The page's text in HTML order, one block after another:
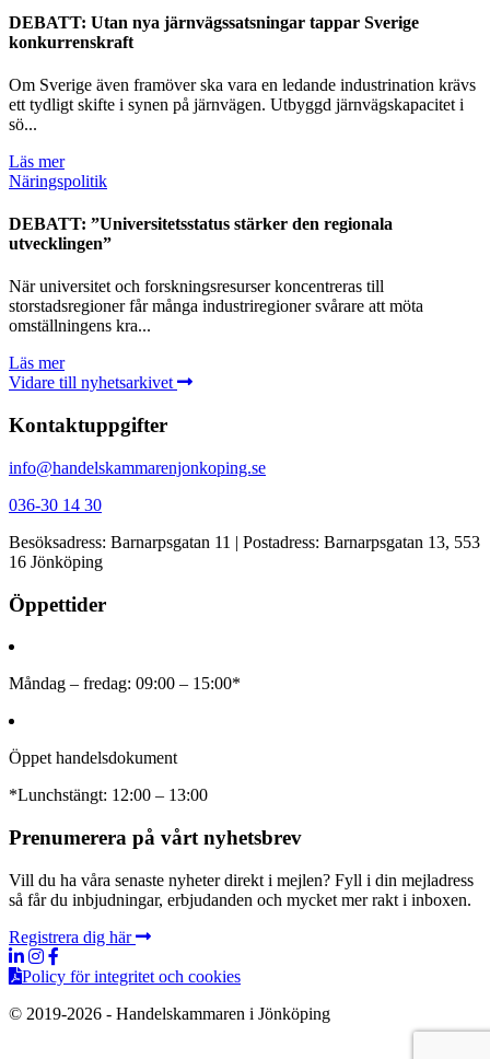
DEBATT: Utan nya järnvägssatsningar tappar Sverige
konkurrenskraft
Om Sverige även framöver ska vara en ledande industrination krävs
ett tydligt skifte i synen på järnvägen. Utbyggd järnvägskapacitet i
sö...
Läs mer
Näringspolitik
DEBATT: ”Universitetsstatus stärker den regionala
utvecklingen”
När universitet och forskningsresurser koncentreras till
storstadsregioner får många industriregioner svårare att möta
omställningens kra...
Läs mer
Vidare till nyhetsarkivet
Kontaktuppgifter
info@handelskammarenjonkoping.se
036-30 14 30
Besöksadress: Barnarpsgatan 11 | Postadress: Barnarpsgatan 13, 553
16 Jönköping
Öppettider
Måndag – fredag: 09:00 – 15:00*
Öppet handelsdokument
*Lunchstängt: 12:00 – 13:00
Prenumerera på vårt nyhetsbrev
Vill du ha våra senaste nyheter direkt i mejlen? Fyll i din mejladress
så får du inbjudningar, erbjudanden och mycket mer rakt i inboxen.
Registrera dig här
Policy för integritet och cookies
© 2019-2026 - Handelskammaren i Jönköping